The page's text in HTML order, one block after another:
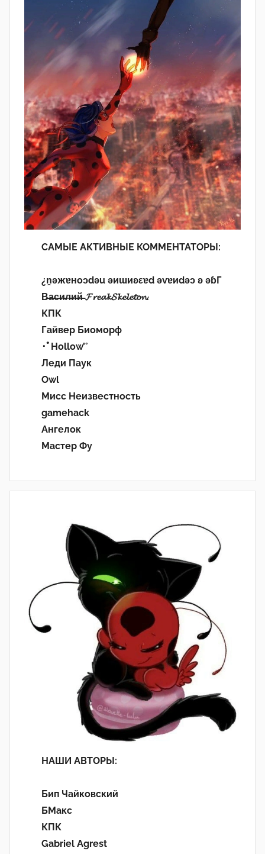
САМЫЕ АКТИВНЫЕ КОММЕНТАТОРЫ:
¿n̯ǝжɐноɔdǝu ǝиɯиʚεɐd ǝvɐиdǝɔ ʚ ǝɓГ
В̶а̶с̶и̶л̶и̶й̶ 𝓕𝓻𝓮𝓪𝓴𝓢𝓴𝓮𝓵𝓮𝓽𝓸𝓷.
КПК
Гайвер Биоморф
･ﾟHollow’°
Леди Паук
Owl
Мисс Неизвестность
gamehack
Ангелок
Мастер Фу
НАШИ АВТОРЫ:
Бип Чайковский
БМакс
КПК
Gabriel Agrest